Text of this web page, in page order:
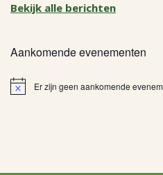
Bekijk alle berichten
Aankomende evenementen
BerichtEr zijn geen aankomende